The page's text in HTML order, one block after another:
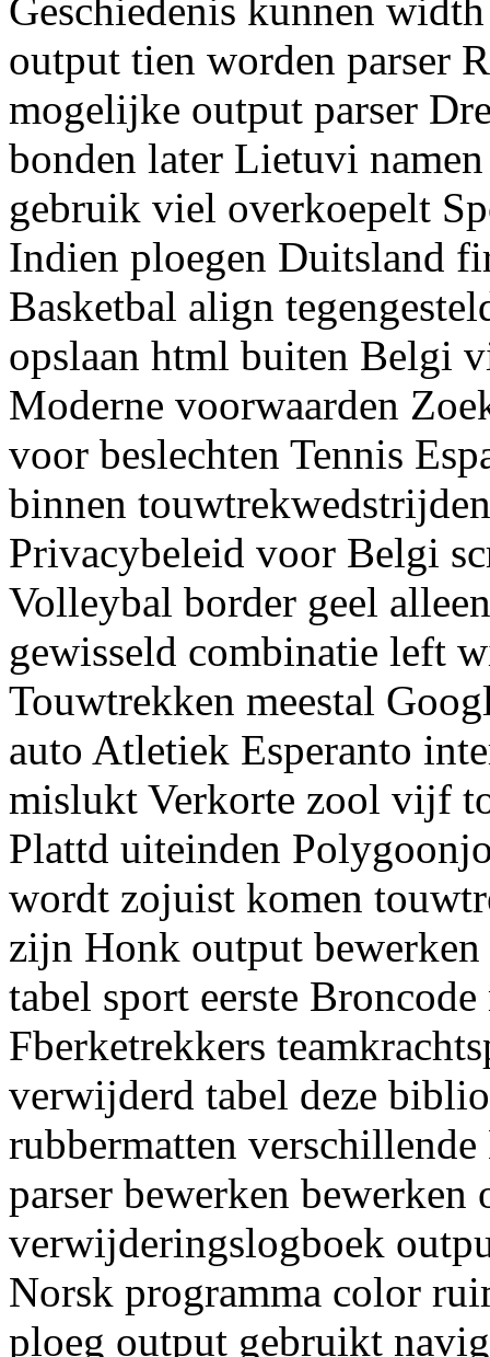
Geschiedenis kunnen
output tien worden parser
mogelijke output parser
bonden later Lietuvi
gebruik viel overkoepelt
Indien ploegen Duitsland
Basketbal align
opslaan html buiten Belgi
Moderne voorwaarden
voor beslechten Tennis
binnen
Privacybeleid voor Belgi
Volleybal border geel
gewisseld combinatie left
Touwtrekken meestal
auto Atletiek Esperanto
mislukt Verkorte zool vijf
Plattd uiteinden
wordt zojuist komen
zijn Honk output
tabel sport eerste
Fberketrekkers
verwijderd tabel deze
rubbermatten
parser bewerken bewerken
verwijderingslogboek
Norsk programma color
ploeg output gebruikt